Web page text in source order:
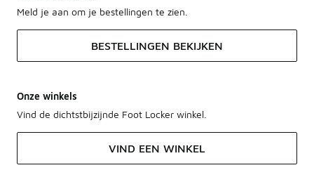
Meld je aan om je bestellingen te zien.
BESTELLINGEN BEKIJKEN
Onze winkels
Vind de dichtstbijzijnde Foot Locker winkel.
VIND EEN WINKEL